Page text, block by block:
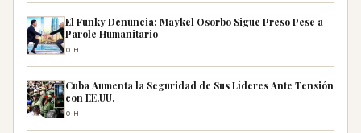
El Funky Denuncia: Maykel Osorbo Sigue Preso Pese a
Parole Humanitario
0H
Cuba Aumenta la Seguridad de Sus Líderes Ante Tensión
con EE.UU.
0H